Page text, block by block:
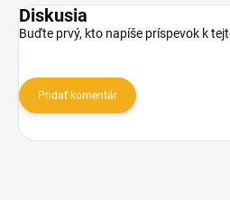
Diskusia
Buďte prvý, kto napíše príspevok k
Pridať komentár